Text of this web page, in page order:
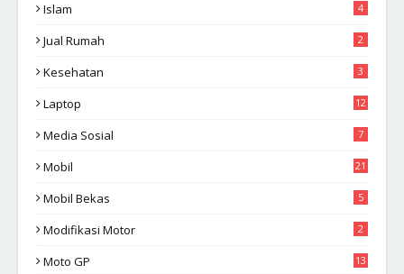
Islam 4
Jual Rumah 2
Kesehatan 3
Laptop 12
Media Sosial 7
Mobil 21
Mobil Bekas 5
Modifikasi Motor 2
Moto GP 13